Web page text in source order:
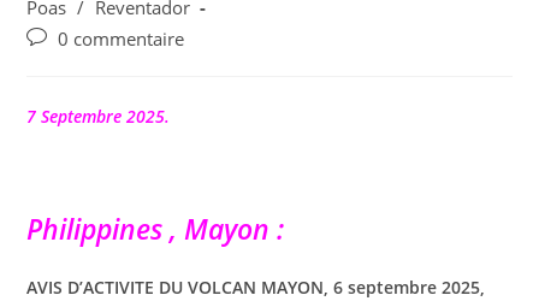
Poas / Reventador
Commentaires
publication :
0 commentaire
7 Septembre 2025.
Philippines , Mayon :
AVIS D’ACTIVITE DU VOLCAN MAYON, 6 septembre 2025,